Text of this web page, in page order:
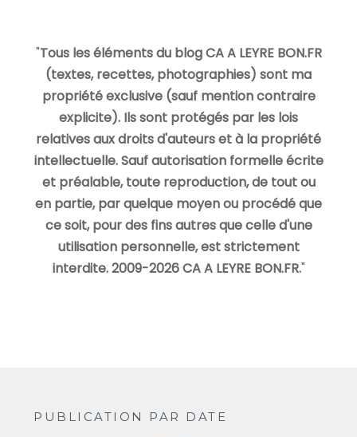
"Tous les éléments du blog CA A LEYRE BON.FR
(textes, recettes, photographies) sont ma
propriété exclusive (sauf mention contraire
explicite). Ils sont protégés par les lois
relatives aux droits d'auteurs et à la propriété
intellectuelle. Sauf autorisation formelle écrite
et préalable, toute reproduction, de tout ou
en partie, par quelque moyen ou procédé que
ce soit, pour des fins autres que celle d'une
utilisation personnelle, est strictement
interdite. 2009-2026 CA A LEYRE BON.FR."
PUBLICATION PAR DATE